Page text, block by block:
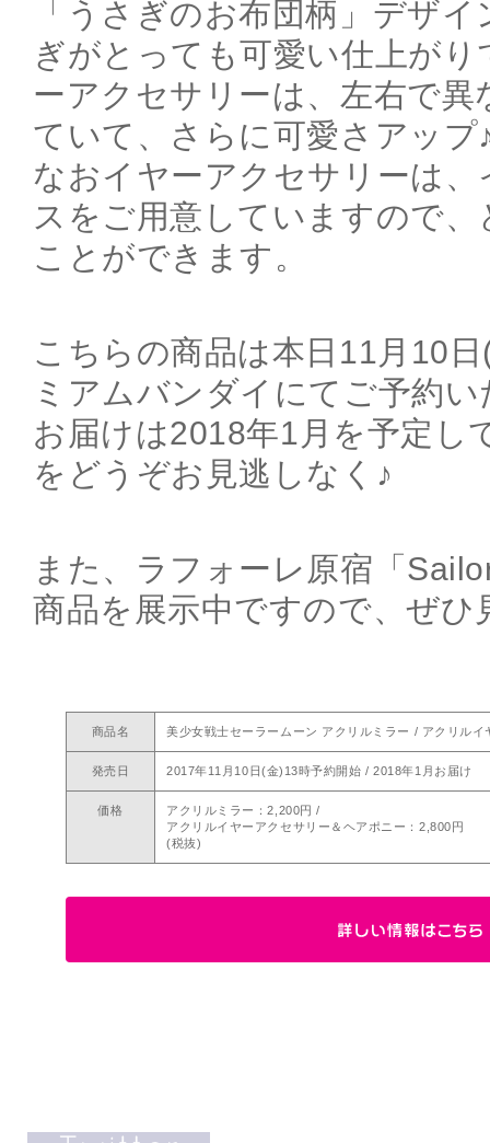
「うさぎのお布団柄」デザ
ぎがとっても可愛い仕上が
ーアクセサリーは、左右で
ていて、さらに可愛さアップ
なおイヤーアクセサリーは
スをご用意していますので
ことができます。
こちらの商品は本日11月10
ミアムバンダイにてご予約
お届けは2018年1月を予定し
をどうぞお見逃しなく♪
また、ラフォーレ原宿「
商品を展示中ですので、ぜひ
商品名 美少女戦士セーラームーン アクリルミラー / アクリル
発売日 2017年11月10日(金)13時予約開始 / 2018年1月お届け
価格
アクリルミラー：2,200円 /
アクリルイヤーアクセサリー＆ヘアポニー：2,800円
(税抜)